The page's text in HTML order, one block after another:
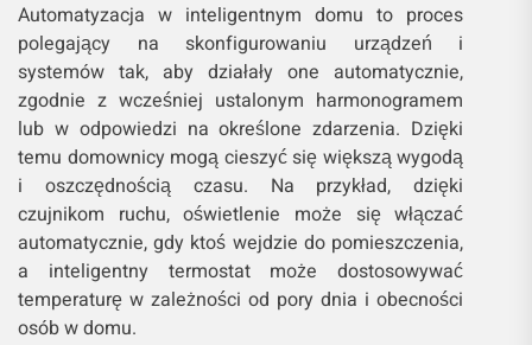
Automatyzacja w inteligentnym domu to proces
polegający na skonfigurowaniu urządzeń i
systemów tak, aby działały one automatycznie,
zgodnie z wcześniej ustalonym harmonogramem
lub w odpowiedzi na określone zdarzenia. Dzięki
temu domownicy mogą cieszyć się większą wygodą
i oszczędnością czasu. Na przykład, dzięki
czujnikom ruchu, oświetlenie może się włączać
automatycznie, gdy ktoś wejdzie do pomieszczenia,
a inteligentny termostat może dostosowywać
temperaturę w zależności od pory dnia i obecności
osób w domu.